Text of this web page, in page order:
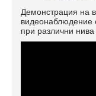
Демонстрация на
видеонаблюдение
при различни нива